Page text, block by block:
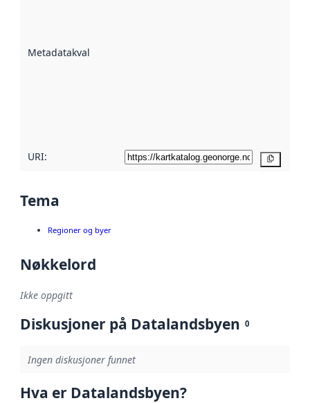
Metadatakvalitet
URI:
Tema
Regioner og byer
Nøkkelord
Ikke oppgitt
Diskusjoner på Datalandsbyen 0
Ingen diskusjoner funnet
Hva er Datalandsbyen?